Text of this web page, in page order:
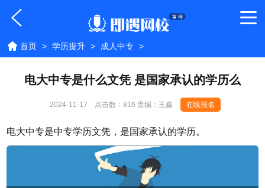
首页 > 学历提升 > 成人中专 >
电大中专是什么文凭 是国家承认的学历么
2024-11-17 点击数： 816 责编：王鑫 在线报名
电大中专是中专学历文凭，是国家承认的学历。